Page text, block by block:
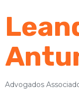
Advogados